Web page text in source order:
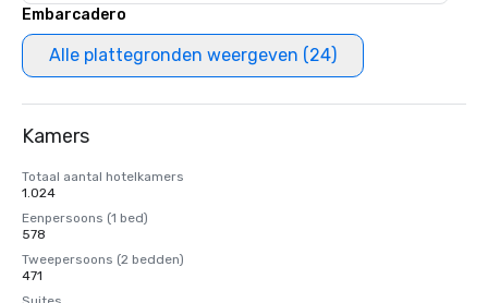
Embarcadero
Alle plattegronden weergeven (24)
Kamers
Totaal aantal hotelkamers
1.024
Eenpersoons (1 bed)
578
Tweepersoons (2 bedden)
471